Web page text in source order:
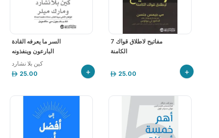
السر ما يعرفه القادة
البارعون وينفذونه
كين بلا نشارد
25.00
+
7 مفاتيح لاطلاق قواك
الكامنة
25.00 +